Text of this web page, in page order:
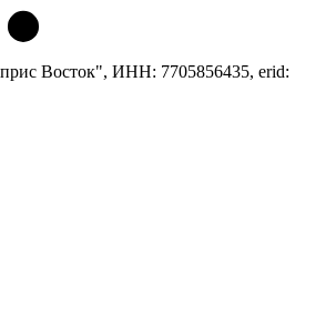
Восток", ИНН: 7705856435, erid: